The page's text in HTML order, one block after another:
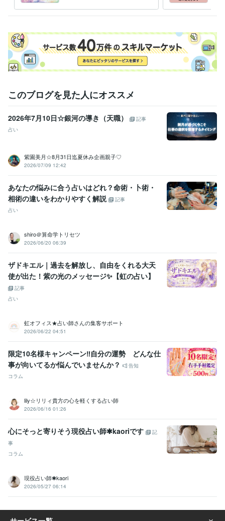
このブログを見た人にオススメ
2026年7月10日☆銀河の導き（天職）
記事
占い
紫園美月☆8月31日迄夏休み企画親子♡
2026/07/09 12:42
あなたの悩みに合う占いはどれ？命術・卜術・
相術の違いをわかりやすく解説
記事
占い
shiro＠算命学トリセツ
2026/06/20 06:39
ザドキエル｜過去を解放し、自由をくれる大天
使が出た！紫の光のメッセージ✨【虹の占い】
記事
占い
虹オフィス★占い師さんの集客サポート
2026/06/22 04:51
限定10名様キャンペーン‼自分の運勢 どんな仕
事が向いてるか悩んでいませんか？
告知
コラム
lily☆リリィ貴方の心を軽くする占い師
2026/06/16 01:26
心にそっと寄りそう現役占い師✱kaoriです
記
事
コラム
現役占い師✱kaori
2026/05/27 06:14